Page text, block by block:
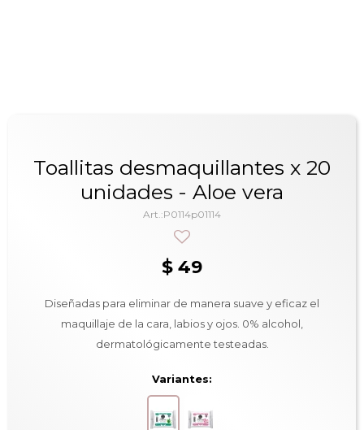
Toallitas desmaquillantes x 20
unidades - Aloe vera
P0114p01114
$ 49
Diseñadas para eliminar de manera suave y eficaz el
maquillaje de la cara, labios y ojos. 0% alcohol,
dermatológicamente testeadas.
Variantes: